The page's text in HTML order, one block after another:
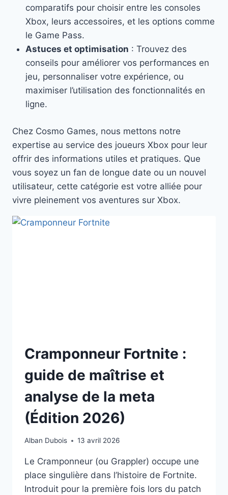
comparatifs pour choisir entre les consoles
Xbox, leurs accessoires, et les options comme
le Game Pass.
Astuces et optimisation : Trouvez des
conseils pour améliorer vos performances en
jeu, personnaliser votre expérience, ou
maximiser l’utilisation des fonctionnalités en
ligne.
Chez Cosmo Games, nous mettons notre
expertise au service des joueurs Xbox pour leur
offrir des informations utiles et pratiques. Que
vous soyez un fan de longue date ou un nouvel
utilisateur, cette catégorie est votre alliée pour
vivre pleinement vos aventures sur Xbox.
Cramponneur Fortnite :
guide de maîtrise et
analyse de la meta
(Édition 2026)
Alban Dubois 13 avril 2026
Le Cramponneur (ou Grappler) occupe une
place singulière dans l’histoire de Fortnite.
Introduit pour la première fois lors du patch